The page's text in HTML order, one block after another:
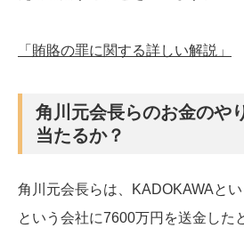
「賄賂の罪に関する詳しい解説」
角川元会長らのお金のや
当たるか？
角川元会長らは、KADOKAWAと
という会社に7600万円を送金した